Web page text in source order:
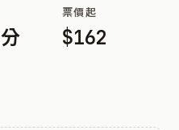
票價起
$162